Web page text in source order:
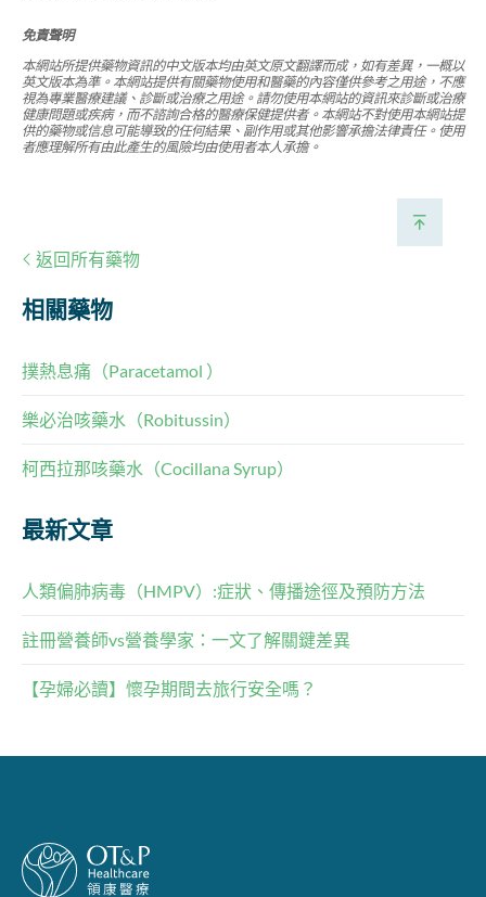
免責聲明
本網站所提供藥物資訊的中文版本均由英文原文翻譯而成，如有差異，一概以
英文版本為準。本網站提供有關藥物使用和醫藥的內容僅供參考之用途，不應
視為專業醫療建議、診斷或治療之用途。請勿使用本網站的資訊來診斷或治療
健康問題或疾病，而不諮詢合格的醫療保健提供者。本網站不對使用本網站提
供的藥物或信息可能導致的任何結果、副作用或其他影響承擔法律責任。使用
者應理解所有由此產生的風險均由使用者本人承擔。
返回所有藥物
相關藥物
撲熱息痛（Paracetamol ）
樂必治咳藥水（Robitussin）
柯西拉那咳藥水（Cocillana Syrup）
最新文章
人類偏肺病毒（HMPV）:症狀、傳播途徑及預防方法
註冊營養師vs營養學家：一文了解關鍵差異
【孕婦必讀】懷孕期間去旅行安全嗎？